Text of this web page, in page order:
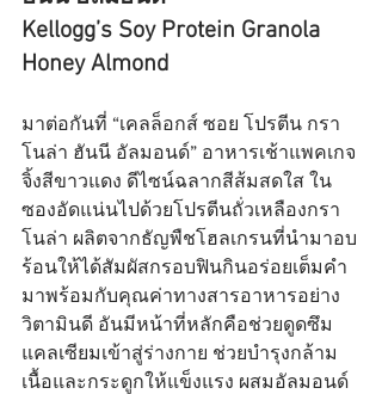
Kellogg’s Soy Protein Granola
Honey Almond
มาต่อกันที่ “เคลล็อกส์ ซอย โปรตีน กรา
โนล่า ฮันนี อัลมอนด์” อาหารเช้าแพคเกจ
จิ้งสีขาวแดง ดีไซน์ฉลากสีส้มสดใส ใน
ซองอัดแน่นไปด้วยโปรตีนถั่วเหลืองกรา
โนล่า ผลิตจากธัญพืชโฮลเกรนที่นำมาอบ
ร้อนให้ได้สัมผัสกรอบฟินกินอร่อยเต็มคำ
มาพร้อมกับคุณค่าทางสารอาหารอย่าง
วิตามินดี อันมีหน้าที่หลักคือช่วยดูดซึม
แคลเซียมเข้าสู่ร่างกาย ช่วยบำรุงกล้าม
เนื้อและกระดูกให้แข็งแรง ผสมอัลมอนด์